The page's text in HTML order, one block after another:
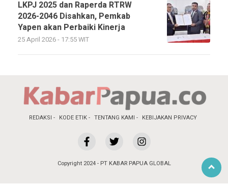
LKPJ 2025 dan Raperda RTRW
2026-2046 Disahkan, Pemkab
Yapen akan Perbaiki Kinerja
25 April 2026 - 17:55 WIT
REDAKSI KODE ETIK TENTANG KAMI KEBIJAKAN PRIVACY
Copyright 2024 - PT KABAR PAPUA GLOBAL